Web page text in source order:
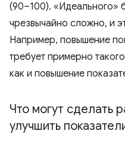
(90–100). «Идеального»
чрезвычайно сложно, и
Например, повышение
требует примерно
как и повышение
Что могут сделать
улучшить